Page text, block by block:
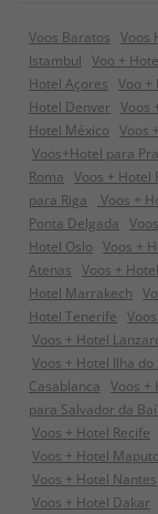
Voos Baratos Voos
Istambul Voo +
Hotel Açores Voo +
Hotel Denver Voos
Hotel México Voos
Voos+Hotel para
Roma Voos + Hotel
para Riga
Voos +
Ponta Delgada
Hotel Oslo Voos +
Atenas Voos +
Hotel Marrakech
Hotel Tenerife
Voos + Hotel
Voos + Hotel Ilha do
Casablanca Voos +
para Salvador da
Voos + Hotel Recife
Voos + Hotel Maputo
Voos + Hotel Nantes
Voos + Hotel Dakar